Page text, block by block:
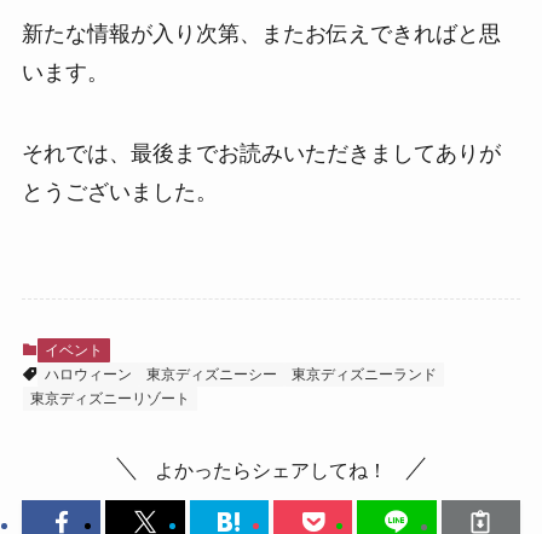
新たな情報が入り次第、またお伝えできればと思
います。
それでは、最後までお読みいただきましてありが
とうございました。
イベント
ハロウィーン
東京ディズニーシー
東京ディズニーランド
東京ディズニーリゾート
よかったらシェアしてね！